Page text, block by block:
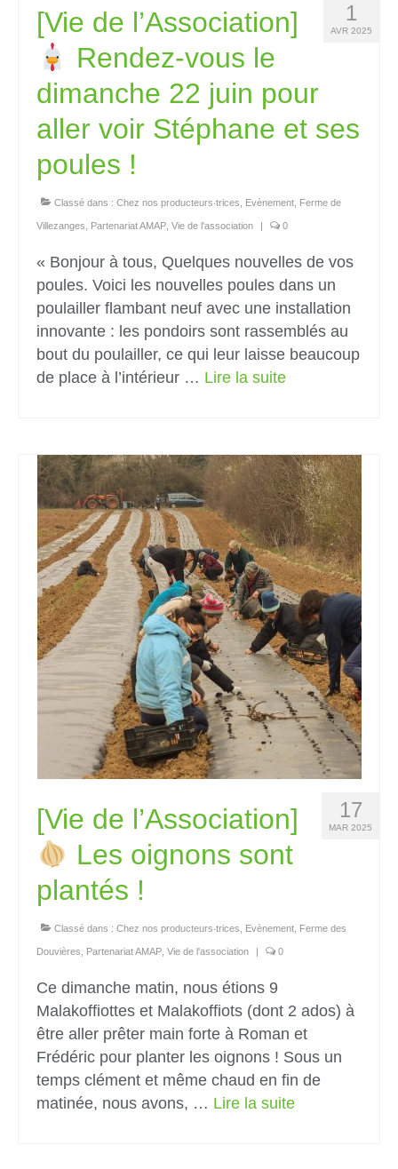
1
AVR 2025
[Vie de l’Association]
Rendez-vous le
dimanche 22 juin pour
aller voir Stéphane et ses
poules !
Classé dans : Chez nos producteurs‧trices Evènement Ferme de
Villezanges Partenariat AMAP Vie de l'association 0
« Bonjour à tous, Quelques nouvelles de vos
poules. Voici les nouvelles poules dans un
poulailler flambant neuf avec une installation
innovante : les pondoirs sont rassemblés au
bout du poulailler, ce qui leur laisse beaucoup
de place à l’intérieur … Lire la suite­­
17
MAR 2025
[Vie de l’Association]
Les oignons sont
plantés !
Classé dans : Chez nos producteurs‧trices Evènement Ferme des
Douvières Partenariat AMAP Vie de l'association 0
Ce dimanche matin, nous étions 9
Malakoffiottes et Malakoffiots (dont 2 ados) à
être aller prêter main forte à Roman et
Frédéric pour planter les oignons ! Sous un
temps clément et même chaud en fin de
matinée, nous avons, … Lire la suite­­